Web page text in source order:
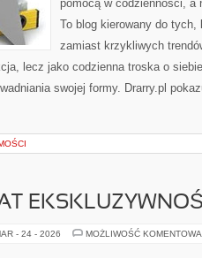
pomocą w codzienności, a
To blog kierowany do
zamiast krzykliwych
lecz jako codzienna troska o
swojej formy. Drarry.pl
- 24 - 2026 MOŻLIWOŚĆ